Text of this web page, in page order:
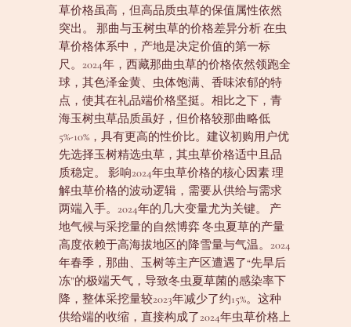
草价格虽高，但高品质虫草的保值属性依然
突出。 那曲与玉树虫草的价格差异分析 在虫
草价格体系中，产地是决定价值的第一标
尺。2024年，西藏那曲虫草的价格依然领跑全
球，其色泽金黄、虫体饱满、香味浓郁的特
点，使其在礼品端价格坚挺。相比之下，青
海玉树虫草品质虽好，但价格较那曲略低
5%-10%，具有更高的性价比。建议初购用户优
先选择玉树精选虫草，其虫草价格适中且品
质稳定。 影响2024年虫草价格的核心因素 理
解虫草价格的波动逻辑，需要从供给与需求
两端入手。2024年的几大变量尤为关键。 产
地气候与采挖量的自然博弈 冬虫夏草的产量
高度依赖于高海拔地区的降雪量与气温。2024
年春季，那曲、玉树等主产区遭遇了“先旱后
冻”的极端天气，导致冬虫夏草菌的感染率下
降，整体采挖量较2023年减少了约15%。这种
供给端的收缩，直接构成了2024年虫草价格上